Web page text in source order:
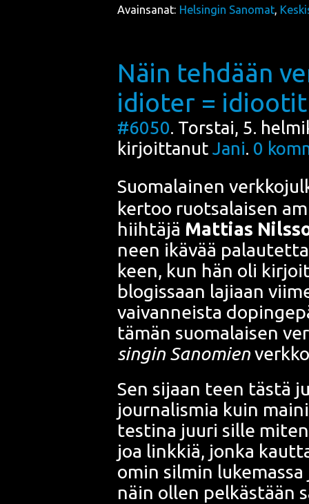
Avainsanat: Helsingin Sanomat,
Näin tehdään
idioter = idiootit
#6050. Torstai, 5.
kirjoittanut Jani. 0
Suo­ma­lai­nen
ker­too ruot­sa­lai­sen
hiih­tä­jä Mat­tias
neen ikä­vää
keen, kun hän oli
blo­gis­saan laji­aan
vai­van­neis­ta
tämän suo­ma­lai­sen
sin­gin Sano­mien
Sen sijaan teen täs­tä
jour­na­lis­mia kuin
tes­ti­na juu­ri sil­le
joa link­kiä, jon­ka
omin sil­min
näin ollen pel­käs­tään